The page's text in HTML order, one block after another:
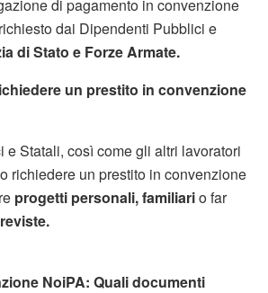
di pagamento in convenzione
dai Dipendenti Pubblici e
di Stato e Forze Armate.
un prestito in convenzione
e Statali, così come gli altri lavoratori
richiedere un prestito in convenzione
progetti personali, familiario far
NoiPA: Quali documenti